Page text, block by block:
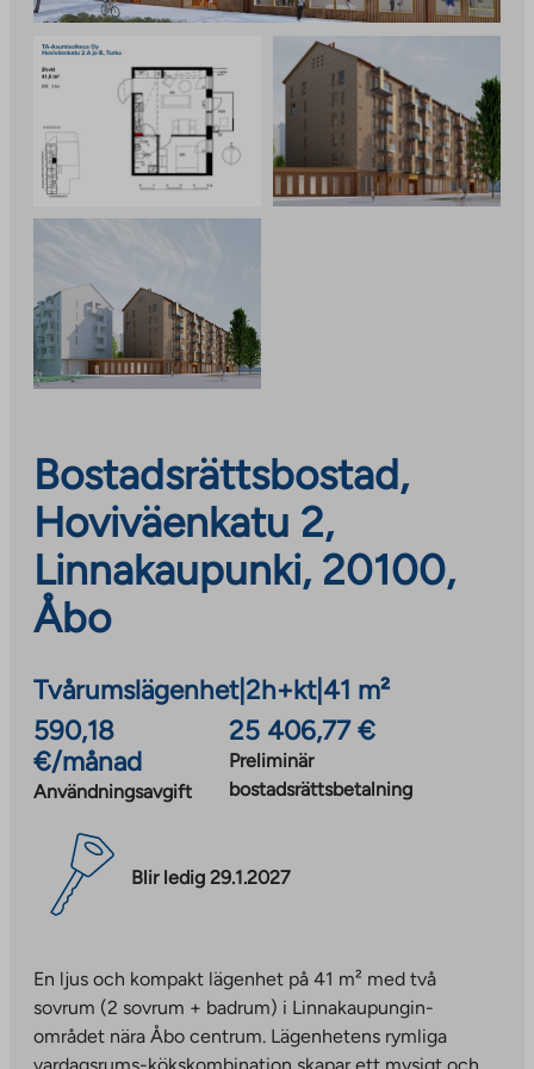
Bostadsrättsbostad,
Hoviväenkatu 2,
Linnakaupunki, 20100,
Åbo
Tvårumslägenhet|2h+kt| 41 m²
590,18
€/månad
Användningsavgift
25 406,77 €
Preliminär
bostadsrättsbetalning
Blir ledig 29.1.2027
En ljus och kompakt lägenhet på 41 m² med två
sovrum (2 sovrum + badrum) i Linnakaupungin-
området nära Åbo centrum. Lägenhetens rymliga